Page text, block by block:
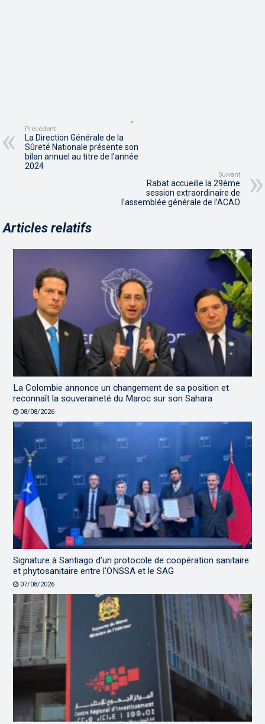
,
Précédent
La Direction Générale de la
Sûreté Nationale présente son
bilan annuel au titre de l’année
2024
Suivant
Rabat accueille la 29ème
session extraordinaire de
l’assemblée générale de l’ACAO
Articles relatifs
La Colombie annonce un changement de sa position et
reconnaît la souveraineté du Maroc sur son Sahara
08/08/2026
Signature à Santiago d’un protocole de coopération sanitaire
et phytosanitaire entre l’ONSSA et le SAG
07/08/2026